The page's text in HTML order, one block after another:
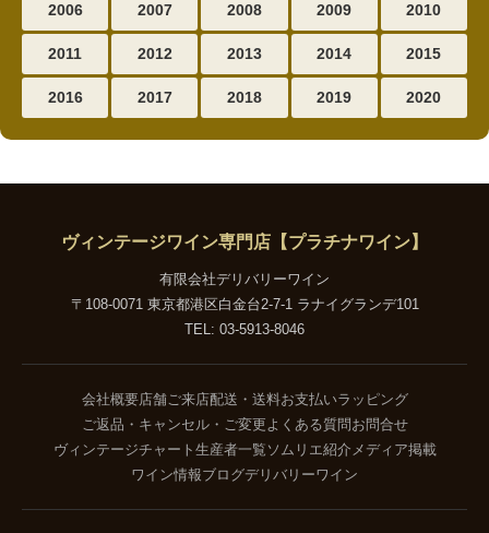
2006 2007 2008 2009 2010
2011 2012 2013 2014 2015
2016 2017 2018 2019 2020
ヴィンテージワイン専門店【プラチナワイン】
有限会社デリバリーワイン
〒108-0071 東京都港区白金台2-7-1 ラナイグランデ101
TEL: 03-5913-8046
会社概要店舗ご来店配送・送料お支払いラッピング
ご返品・キャンセル・ご変更よくある質問 お問合せ
ヴィンテージチャート 生産者一覧 ソムリエ紹介 メディア掲載
ワイン情報ブログデリバリーワイン